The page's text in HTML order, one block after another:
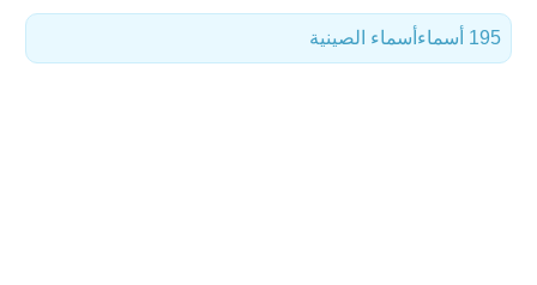
أسماء الصينية 195 أسماء